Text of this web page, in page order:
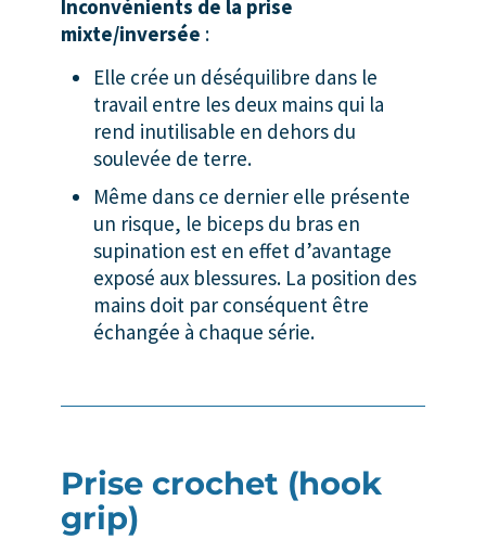
Inconvénients de la prise
mixte/inversée :
Elle crée un déséquilibre dans le
travail entre les deux mains qui la
rend inutilisable en dehors du
soulevée de terre.
Même dans ce dernier elle présente
un risque, le biceps du bras en
supination est en effet d’avantage
exposé aux blessures. La position des
mains doit par conséquent être
échangée à chaque série.
Prise crochet (hook
grip)